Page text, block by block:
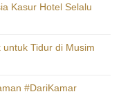
Kasur Hotel Selalu
untuk Tidur di Musim
#DariKamar